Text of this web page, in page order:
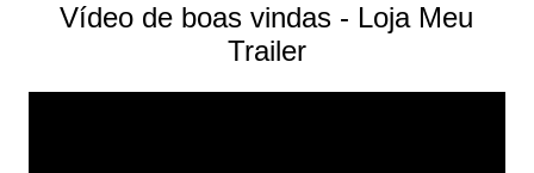
Vídeo de boas vindas - Loja Meu
Trailer